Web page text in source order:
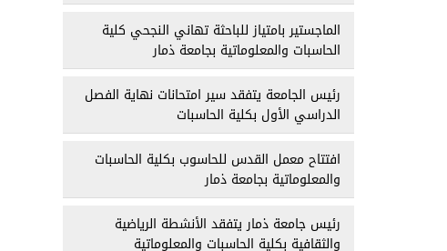
الماجستير بامتياز للباحثة تهاني النجحي كلية
الحاسبات والمعلوماتية بجامعة ذمار
رئيس الجامعة يتفقد سير امتحانات نهاية الفصل
الدراسي الأول بكلية الحاسبات
افتتاح معمل القدس للحاسوب بكلية الحاسبات
والمعلوماتية بجامعة ذمار
رئيس جامعة ذمار يتفقد الأنشطة الرياضية
والثقافية بكلية الحاسبات والمعلوماتية